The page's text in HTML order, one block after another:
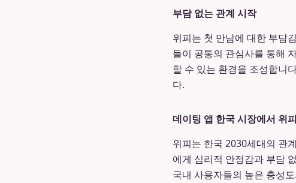
부담 없는 관계 시작
위피는 첫 만남에 대한 부담
들이 공통의 관심사를 통해
할 수 있는 환경을 조성합니
다.
데이팅 앱 한국 시장에서 위
위피는 한국 2030세대의 관
에게 심리적 안정감과 부담
국내 사용자들의 높은 충성